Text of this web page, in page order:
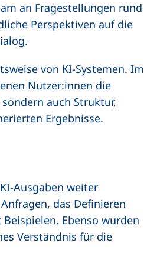
an Fragestellungen rund
Perspektiven auf die
von KI-Systemen. Im
Nutzer:innen die
auch Struktur,
Ergebnisse.
Ausgaben weiter
das Definieren
Ebenso wurden
Verständnis für die